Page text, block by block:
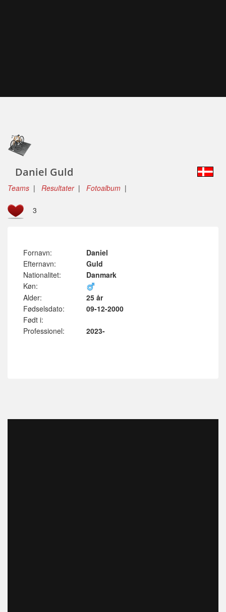
Daniel Guld
Teams | Resultater| Fotoalbum |
3
Fornavn:
Daniel
Efternavn:
Guld
Nationalitet:
Danmark
Køn:
Alder:
25 år
Fødselsdato:
09-12-2000
Født i:
Professionel:
2023-